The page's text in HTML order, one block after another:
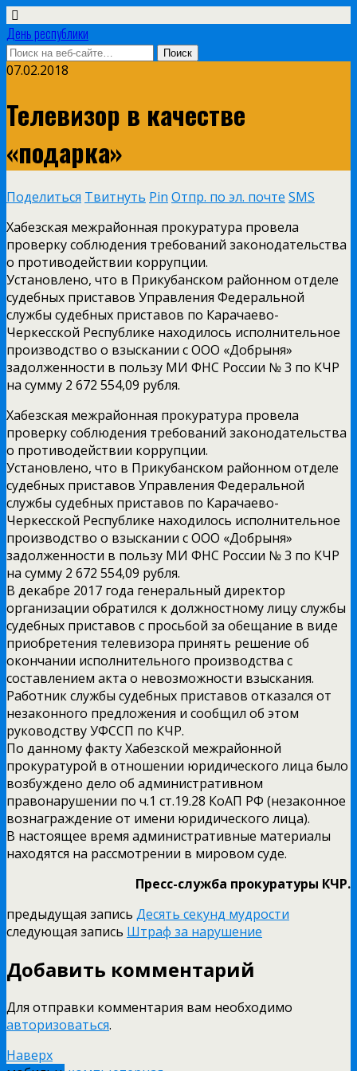
День республики
07.02.2018
Телевизор в качестве
«подарка»
Поделиться Твитнуть Pin Отпр. по эл. почте SMS
Хабезская межрайонная прокуратура провела
проверку соблюдения требований законодательства
о противодействии коррупции.
Установлено, что в Прикубанском районном отделе
судебных приставов Управления Федеральной
службы судебных приставов по Карачаево-
Черкесской Республике находилось исполнительное
производство о взыскании с ООО «Добрыня»
задолженности в пользу МИ ФНС России № 3 по КЧР
на сумму 2 672 554,09 рубля.
Хабезская межрайонная прокуратура провела
проверку соблюдения требований законодательства
о противодействии коррупции.
Установлено, что в Прикубанском районном отделе
судебных приставов Управления Федеральной
службы судебных приставов по Карачаево-
Черкесской Республике находилось исполнительное
производство о взыскании с ООО «Добрыня»
задолженности в пользу МИ ФНС России № 3 по КЧР
на сумму 2 672 554,09 рубля.
В декабре 2017 года генеральный директор
организации обратился к должностному лицу службы
судебных приставов с просьбой за обещание в виде
приобретения телевизора принять решение об
окончании исполнительного производства с
составлением акта о невозможности взыскания.
Работник службы судебных приставов отказался от
незаконного предложения и сообщил об этом
руководству УФССП по КЧР.
По данному факту Хабезской межрайонной
прокуратурой в отношении юридического лица было
возбуждено дело об административном
правонарушении по ч.1 ст.19.28 КоАП РФ (незаконное
вознаграждение от имени юридического лица).
В настоящее время административные материалы
находятся на рассмотрении в мировом суде.
Пресс-служба прокуратуры КЧР.
предыдущая запись Десять секунд мудрости
следующая запись Штраф за нарушение
Добавить комментарий
Для отправки комментария вам необходимо
авторизоваться.
Наверх